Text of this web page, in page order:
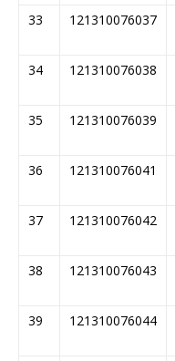
33
121310076037
34
121310076038
35
121310076039
36
121310076041
37
121310076042
38
121310076043
39
121310076044